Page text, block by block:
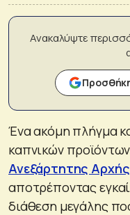
Ανακαλύψτε
Ένα ακόμη πλήγμα
καπνικών
Ανεξάρτητης
αποτρέποντας
διάθεση μεγάλης